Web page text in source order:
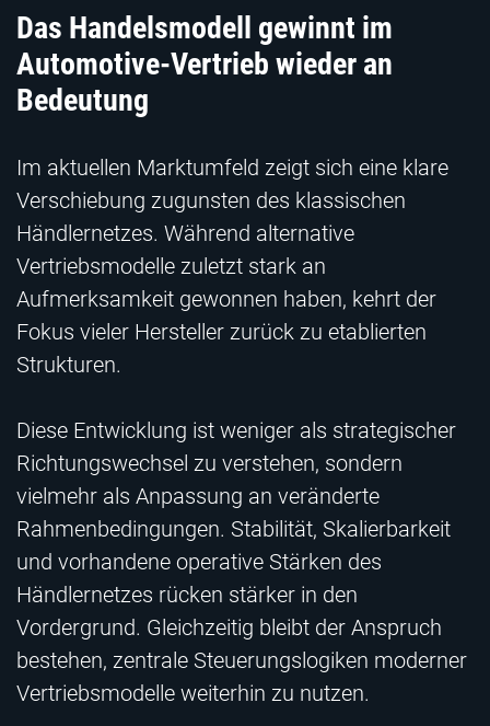
Das Handelsmodell gewinnt im
Automotive-Vertrieb wieder an
Bedeutung
Im aktuellen Marktumfeld zeigt sich eine klare
Verschiebung zugunsten des klassischen
Händlernetzes. Während alternative
Vertriebsmodelle zuletzt stark an
Aufmerksamkeit gewonnen haben, kehrt der
Fokus vieler Hersteller zurück zu etablierten
Strukturen.
Diese Entwicklung ist weniger als strategischer
Richtungswechsel zu verstehen, sondern
vielmehr als Anpassung an veränderte
Rahmenbedingungen. Stabilität, Skalierbarkeit
und vorhandene operative Stärken des
Händlernetzes rücken stärker in den
Vordergrund. Gleichzeitig bleibt der Anspruch
bestehen, zentrale Steuerungslogiken moderner
Vertriebsmodelle weiterhin zu nutzen.